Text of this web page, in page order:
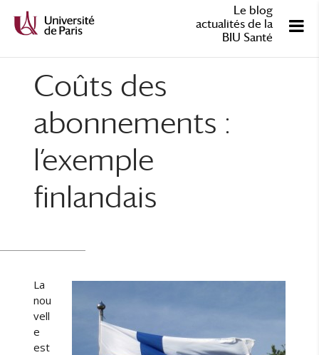
Le blog
actualités de la
BIU Santé
Coûts des
abonnements :
l’exemple
finlandais
La
nou
vell
e
est